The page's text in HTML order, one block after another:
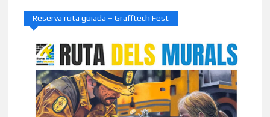
Reserva ruta guiada – Grafftech Fest